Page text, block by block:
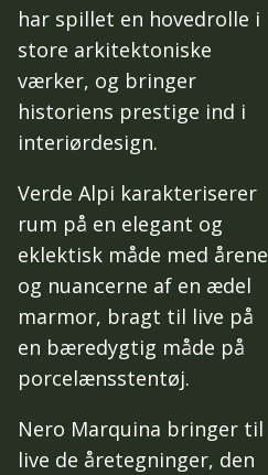
har spillet en hovedrolle i
store arkitektoniske
værker, og bringer
historiens prestige ind i
interiørdesign.
Verde Alpi karakteriserer
rum på en elegant og
eklektisk måde med årene
og nuancerne af en ædel
marmor, bragt til live på
en bæredygtig måde på
porcelænsstentøj.
Nero Marquina bringer til
live de åretegninger, den